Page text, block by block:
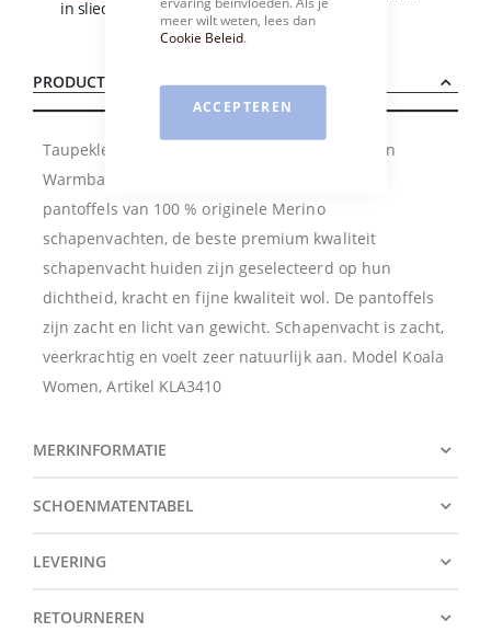
meer wilt weten, lees dan
Cookie Beleid.
ACCEPTEREN
in sliedrecht (Zie routebeschrijving).
PRODUCTBESCHRIJVING
Taupekleurige suede dames vachtpantoffel van
Warmbat Australia. Warmbat Australië maakt
pantoffels van 100 % originele Merino
schapenvachten, de beste premium kwaliteit
schapenvacht huiden zijn geselecteerd op hun
dichtheid, kracht en fijne kwaliteit wol. De pantoffels
zijn zacht en licht van gewicht. Schapenvacht is zacht,
veerkrachtig en voelt zeer natuurlijk aan. Model Koala
Women, Artikel KLA3410
MERKINFORMATIE
SCHOENMATENTABEL
LEVERING
RETOURNEREN